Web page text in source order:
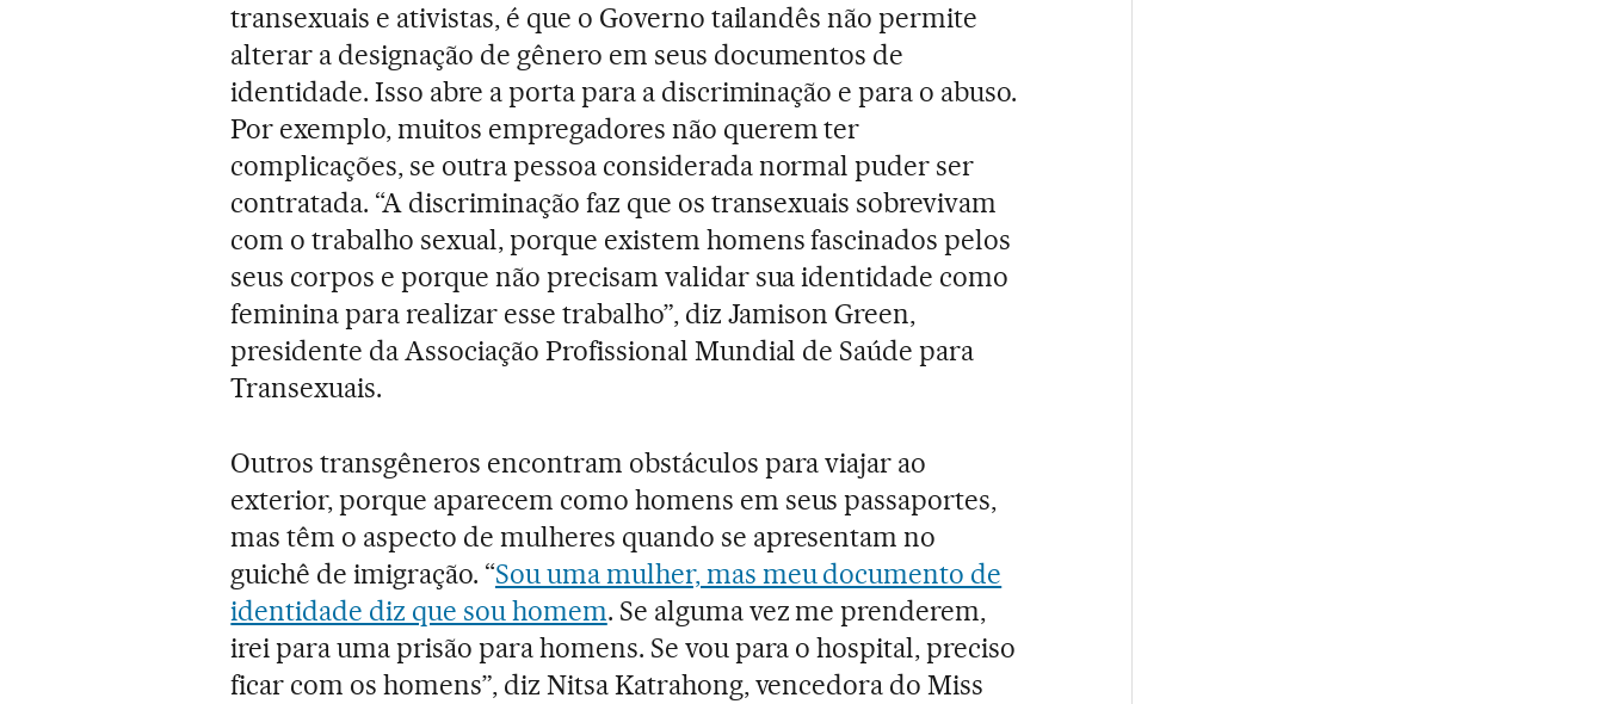
transexuais e ativistas, é que o Governo tailandês não permite
alterar a designação de gênero em seus documentos de
identidade. Isso abre a porta para a discriminação e para o abuso.
Por exemplo, muitos empregadores não querem ter
complicações, se outra pessoa considerada normal puder ser
contratada. “A discriminação faz que os transexuais sobrevivam
com o trabalho sexual, porque existem homens fascinados pelos
seus corpos e porque não precisam validar sua identidade como
feminina para realizar esse trabalho”, diz Jamison Green,
presidente da Associação Profissional Mundial de Saúde para
Transexuais.
Outros transgêneros encontram obstáculos para viajar ao
exterior, porque aparecem como homens em seus passaportes,
mas têm o aspecto de mulheres quando se apresentam no
guichê de imigração. “Sou uma mulher, mas meu documento de
identidade diz que sou homem. Se alguma vez me prenderem,
irei para uma prisão para homens. Se vou para o hospital, preciso
ficar com os homens”, diz Nitsa Katrahong, vencedora do Miss